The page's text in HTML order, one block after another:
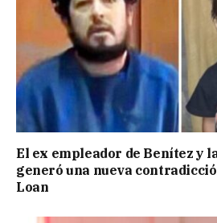
El ex empleador de Benítez y
generó una nueva
Loan